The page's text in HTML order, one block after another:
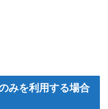
みを利用する場合